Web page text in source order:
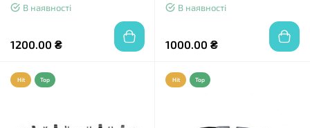
В наявності
1200.00 ₴
В наявності
1000.00 ₴
Hit Top Hit Top